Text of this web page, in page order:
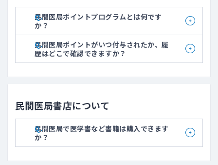
民間医局ポイントプログラムとは何です
か？
民間医局ポイントがいつ付与されたか、履
歴はどこで確認できますか？
民間医局書店について
民間医局で医学書など書籍は購入できます
か？